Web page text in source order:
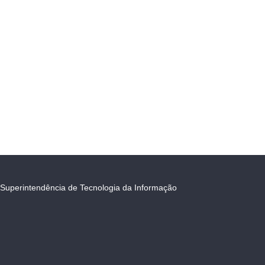
Superintendência de Tecnologia da Informação